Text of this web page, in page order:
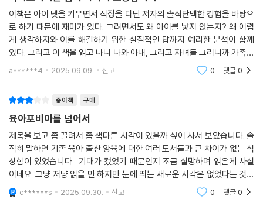
연, 성별 갈등에서부터 산업화에 따른 자연스러운 현상이라는 분석까지 다
루지 않은 요소가 없을 정도다. 모두 타당한 분석이지만 지금까지의 담론
들은 저출산 문제를 주로 ‘국가’ 입장에서 접근했다. 이들 분석에서 저출산
은 환경이 주어지면 자연히 극복되는 기능적 차원의 문제였다. 정부의 현
행 저출산 대응 정책이 물질적 혜택에 집중된 이유다. 하지만 저자는 “결국
이 안 한다고 하면 그만”이라고 말한다. 즉 출산 기피는 단순히 ‘능력’의 문
제가 아닌 ‘선호’의 문제이기도 한 것이다. 그렇다면 왜 우리 사회의 구성원
들은 출산을 선호하지 않고 있는 걸까?
‘왜 나는 낳았는데 남들은 안 낳았을까?’라는 궁금증에서 35명의 시민 취
재를 시작한 이미지는 이들과의 인터뷰에서 출산과 육아에 대한 공통적인
인식을 발견한다. 대개 청년들은 출산과 육아를 버겁고 부담스러운 일로
생각하고 있었다. “힘들다”, “돈이 많이 든다”와 같은 답이 아닌 “감히”,
이책은 아이 넷을 키우면서 직장을 다닌 저자의 솔직단백한 경험을 바탕으
로 하기 때문에 재미가 있다. 그려면서도 왜 아이를 낳지 않는지? 왜 어렵
게 생각하지와 이를 해결하기 위한 실질적인 답까지 예리한 분석이 함께
있다. 그리고 이 책을 읽고 나니 나와 아내, 그리고 자녀들 그러니까 가족이
라는 것을 새로운 시각으로 바라보게 되었고 다른 여러 형태의 가족들도
a******4 2025.09.09. 신고 0 댓글0
종이책 구매
육아포비아를 넘어서
제목을 보고 좀 끌려서 좀 색다른 시각이 있을까 싶어 사서 보았습니다. 솔
직히 말하면 기존 육아 출산 양육에 대한 여러 도서들과 큰 차이가 없는 식
상함이 있었습니다.. 기대가 컸었기 때문인지 조금 실망하며 읽은게 사실
이네요. 그냥 저냥 읽을 만 하지만 눈에 띄는 새로운 시각은 없었다는 것이
개인적 생각입니다.
c******s 2025.09.30. 신고 0 댓글0